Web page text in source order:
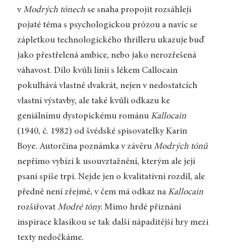
vModrých tónechse snaha propojit rozsáhleji
pojaté téma s psychologickou prózou a navíc se
zápletkou technologického thrilleru ukazuje buď
jako přestřelená ambice, nebo jako nerozřešená
váhavost. Dílo kvůli linii s lékem Callocain
pokulhává vlastně dvakrát, nejen v nedostatcích
vlastní výstavby, ale také kvůli odkazu ke
geniálnímu dystopickému románu Kallocain
(1940, č. 1982) od švédské spisovatelky Karin
Boye. Autorčina poznámka v závěru Modrých tónů
nepřímo vybízí k usouvztažnění, kterým ale její
psaní spíše trpí. Nejde jen o kvalitativní rozdíl, ale
předně není zřejmé, v čem má odkaz na Kallocain
rozšiřovat Modré tóny.Mimo hrdé přiznání
inspirace klasikou se tak další nápaditější hry mezi
texty nedočkáme.